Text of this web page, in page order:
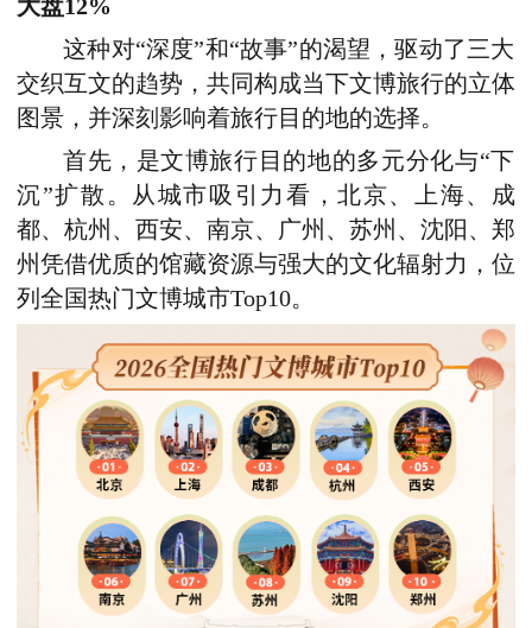
大盘12%
这种对“深度”和“故事”的渴望，驱动了三大
交织互文的趋势，共同构成当下文博旅行的立体
图景，并深刻影响着旅行目的地的选择。
首先，是文博旅行目的地的多元分化与“下
沉”扩散。从城市吸引力看，北京、上海、成
都、杭州、西安、南京、广州、苏州、沈阳、郑
州凭借优质的馆藏资源与强大的文化辐射力，位
列全国热门文博城市Top10。